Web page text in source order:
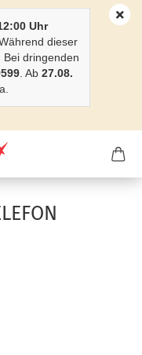
Uhr
dieser
Bei dringenden
. Ab 27.08.